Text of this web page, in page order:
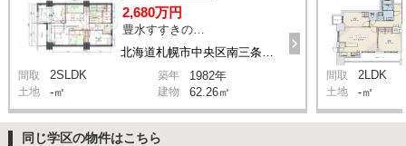
北海道札幌市中央区南三条東2丁目 1
2,680万円
豊水すすきの駅 徒歩8分
間取 2SLDK 築年 1982年
土地 -㎡ 建物 62.26㎡
間取 2LDK
土地 -㎡
同じ学区の物件はこちら